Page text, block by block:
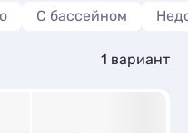
С бассейном
1 вариант